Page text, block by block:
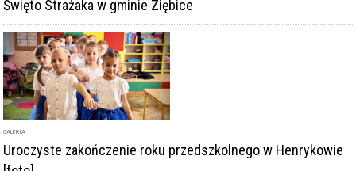
Święto Strażaka w gminie Ziębice
GALERIA
Uroczyste zakończenie roku przedszkolnego w Henrykowie